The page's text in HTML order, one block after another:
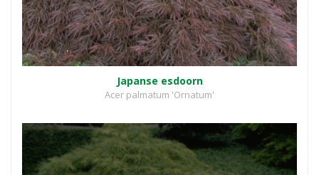
Japanse esdoorn
Acer palmatum 'Ornatum'